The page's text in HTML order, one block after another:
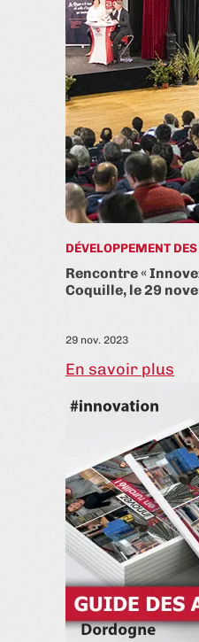
DÉVELOPPEMENT
Rencontre «
Coquille, le 29
29 nov. 2023
En savoir plus